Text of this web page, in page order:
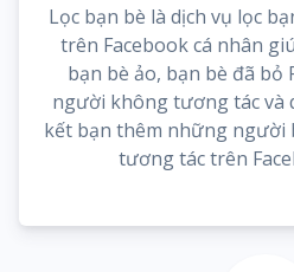
Lọc bạn bè là dịch vụ lọc
trên Facebook cá nhân
bạn bè ảo, bạn bè đã bỏ
người không tương tác và
kết bạn thêm những người
tương tác trên